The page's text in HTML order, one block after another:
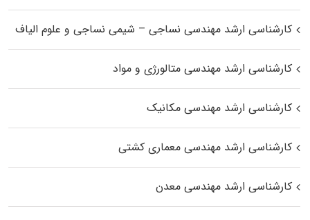
کارشناسی ارشد مهندسی نساجی – شیمی نساجی و علوم الیاف
کارشناسی ارشد مهندسی متالورژی و مواد
کارشناسی ارشد مهندسی مکانیک
کارشناسی ارشد مهندسی معماری کشتی
کارشناسی ارشد مهندسی معدن